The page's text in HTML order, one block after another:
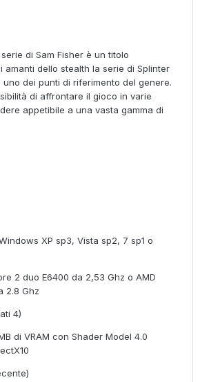
di Sam Fisher è un titolo
amanti dello stealth la serie di Splinter
uno dei punti di riferimento del genere.
di affrontare il gioco in varie
appetibile a una vasta gamma di
XP sp3, Vista sp2, 7 sp1 o
2 duo E6400 da 2,53 Ghz o AMD
2.8 Ghz
4)
di VRAM con Shader Model 4.0